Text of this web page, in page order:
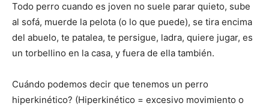
Razas
de
Todo perro cuando es joven no suele parar quieto, sube
al sofá, muerde la pelota (o lo que puede), se tira encima
del abuelo, te patalea, te persigue, ladra, quiere jugar, es
un torbellino en la casa, y fuera de ella también.
Cuándo podemos decir que tenemos un perro
hiperkinético? (Hiperkinético = excesivo movimiento o